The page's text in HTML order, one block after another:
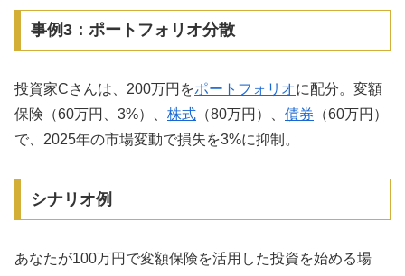
事例3：ポートフォリオ分散
投資家Cさんは、200万円をポートフォリオに配分。変額
保険（60万円、3%）、 株式 （80万円）、 債券 （60万円）
で、2025年の市場変動で損失を3%に抑制。
シナリオ例
あなたが100万円で変額保険を活用した投資を始める場